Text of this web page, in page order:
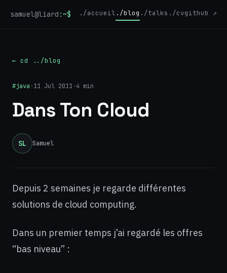
samuel@liard :~$ ./accueil ./blog ./talks ./cvgithub ↗
← cd ../blog
#java ·11 Jul 2011 ·4 min
Dans Ton Cloud
SL Samuel
Depuis 2 semaines je regarde différentes
solutions de cloud computing.
Dans un premier temps j’ai regardé les offres
“bas niveau” :